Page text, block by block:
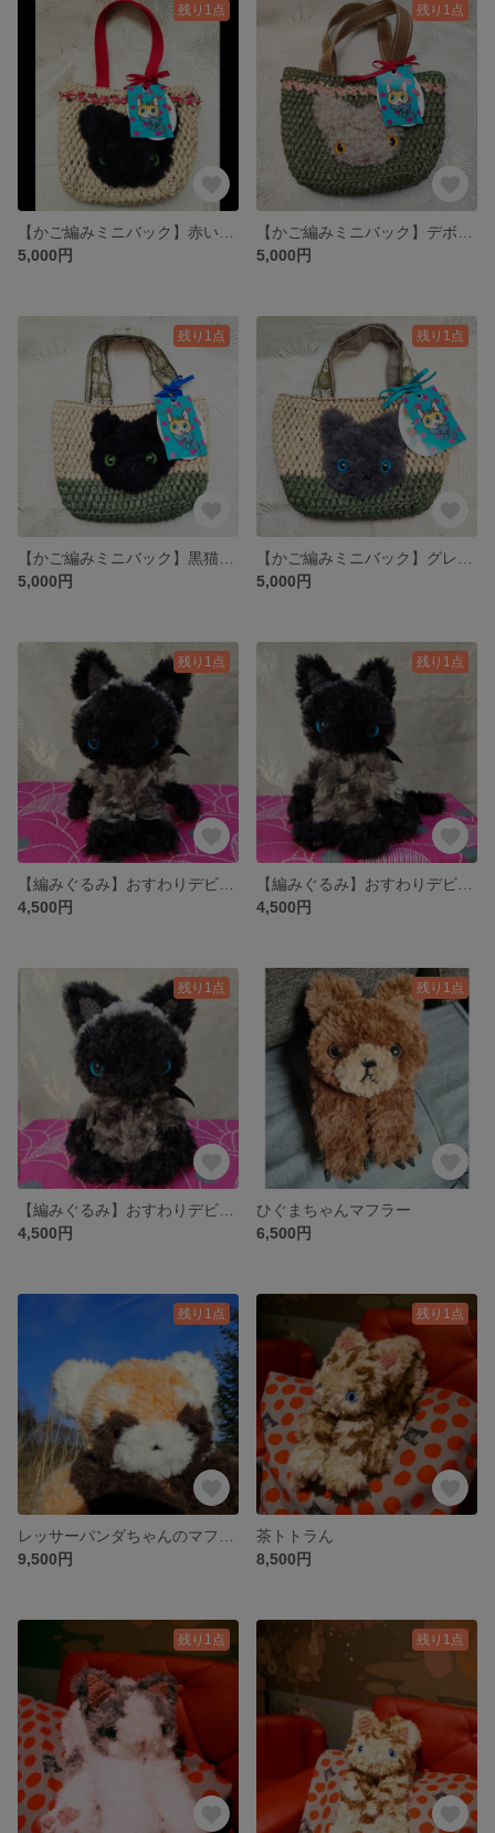
残り1点
5,000円
残り1点
5,000円
残り1点
5,000円
残り1点
5,000円
残り1点
4,500円
残り1点
4,500円
残り1点
4,500円
残り1点
ひぐまちゃんマフラー
6,500円
残り1点
9,500円
残り1点
茶トトラん
8,500円
残り1点 残り1点